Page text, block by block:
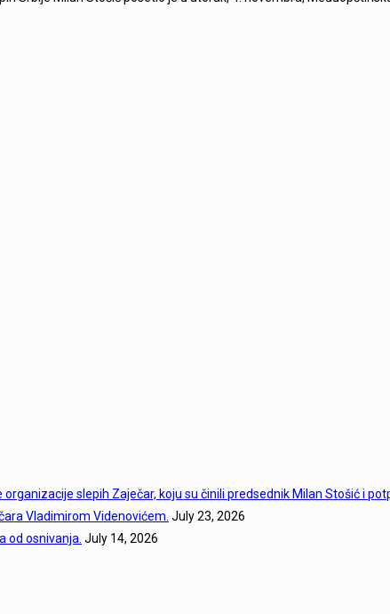
slepih Zaječar, koju su činili predsednik Milan Stošić i
Vladimirom Videnovićem. July 23, 2026
od osnivanja. July 14, 2026